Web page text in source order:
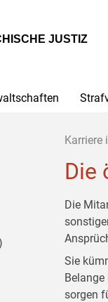
JUSTIZ
Karriere
Die
Die
Sie
sorgen